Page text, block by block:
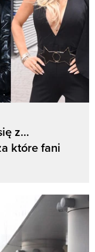
z…
które fani